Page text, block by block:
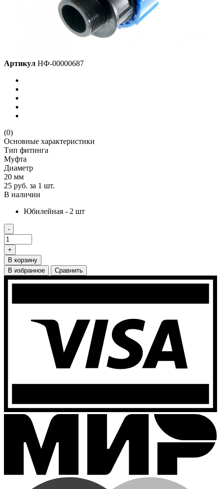
Артикул НФ-00000687
(0)
Основные характеристики
Тип фитинга
Муфта
Диаметр
20 мм
25 руб. за 1 шт.
В наличии
Юбилейная - 2 шт
-
+
В корзину
В избранное
Сравнить